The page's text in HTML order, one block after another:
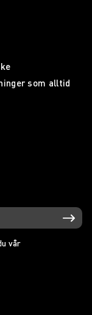
som alltid
vår